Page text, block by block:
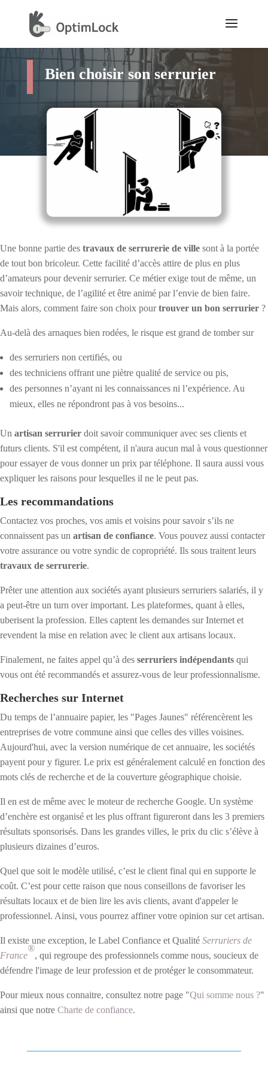
Bien choisir son serrurier
Une bonne partie des travaux de serrurerie de ville sont à la portée
de tout bon bricoleur. Cette facilité d’accès attire de plus en plus
d’amateurs pour devenir serrurier. Ce métier exige tout de même, un
savoir technique, de l’agilité et être animé par l’envie de bien faire.
Mais alors, comment faire son choix pourtrouver un bon serrurier ?
Au-delà des arnaques bien rodées, le risque est grand de tomber sur
des serruriers non certifiés, ou
des techniciens offrant une piètre qualité de service ou pis,
des personnes n’ayant ni les connaissances ni l’expérience. Au
mieux, elles ne répondront pas à vos besoins...
Un artisan serrurier doit savoir communiquer avec ses clients et
futurs clients. S'il est compétent, il n'aura aucun mal à vous questionner
pour essayer de vous donner un prix par téléphone. Il saura aussi vous
expliquer les raisons pour lesquelles il ne le peut pas.
Les recommandations
Contactez vos proches, vos amis et voisins pour savoir s’ils ne
connaissent pas un artisan de confiance. Vous pouvez aussi contacter
votre assurance ou votre syndic de copropriété. Ils sous traitent leurs
travaux de serrurerie.
Prêter une attention aux sociétés ayant plusieurs serruriers salariés, il y
a peut-être un turn over important. Les plateformes, quant à elles,
uberisent la profession. Elles captent les demandes sur Internet et
revendent la mise en relation avec le client aux artisans locaux.
Finalement, ne faites appel qu’à des serruriers indépendants qui
vous ont été recommandés et assurez-vous de leur professionnalisme.
Recherches sur Internet
Du temps de l’annuaire papier, les "Pages Jaunes" référencèrent les
entreprises de votre commune ainsi que celles des villes voisines.
Aujourd'hui, avec la version numérique de cet annuaire, les sociétés
payent pour y figurer. Le prix est généralement calculé en fonction des
mots clés de recherche et de la couverture géographique choisie.
Il en est de même avec le moteur de recherche Google. Un système
d’enchère est organisé et les plus offrant figureront dans les 3 premiers
résultats sponsorisés. Dans les grandes villes, le prix du clic s’élève à
plusieurs dizaines d’euros.
Quel que soit le modèle utilisé, c’est le client final qui en supporte le
coût. C’est pour cette raison que nous conseillons de favoriser les
résultats locaux et de bien lire les avis clients, avant d'appeler le
professionnel. Ainsi, vous pourrez affiner votre opinion sur cet artisan.
Il existe une exception, le Label Confiance et Qualité Serruriers de
France
®
, qui regroupe des professionnels comme nous, soucieux de
défendre l'image de leur profession et de protéger le consommateur.
Pour mieux nous connaitre, consultez notre page "Qui somme nous ?"
ainsi que notre Charte de confiance.